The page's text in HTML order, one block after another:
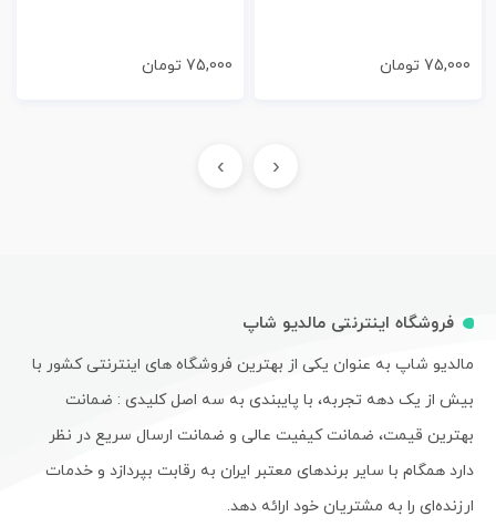
75,000 تومان 75,000 تومان
‹
›
فروشگاه اینترنتی مالدیو شاپ
مالدیو شاپ به عنوان یکی از بهترین فروشگاه های اینترنتی کشور با
بیش از یک دهه تجربه، با پایبندی به سه اصل کلیدی : ضمانت
بهترین قیمت، ضمانت کیفیت عالی و ضمانت ارسال سریع در نظر
دارد همگام با سایر برندهای معتبر ایران به رقابت بپردازد و خدمات
ارزنده‌ای را به مشتریان خود ارائه دهد.